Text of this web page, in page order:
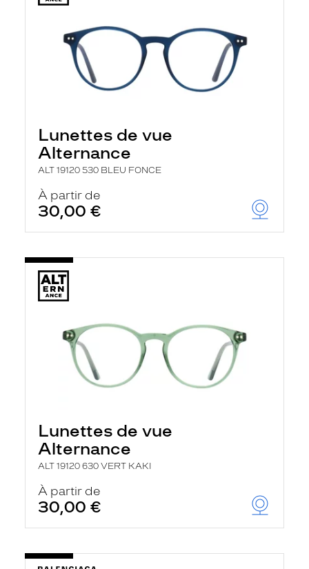
Lunettes de vue
Alternance
ALT 19120 530 BLEU FONCE
À partir de
30,00 €
Lunettes de vue
Alternance
ALT 19120 630 VERT KAKI
À partir de
30,00 €